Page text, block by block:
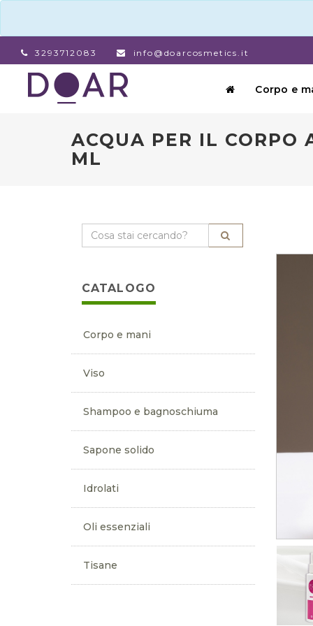
3293712083 info@doarcosmetics.it
Corpo e
ACQUA PER IL CORPO
ML
CATALOGO
Corpo e mani
Viso
Shampoo e bagnoschiuma
Sapone solido
Idrolati
Oli essenziali
Tisane